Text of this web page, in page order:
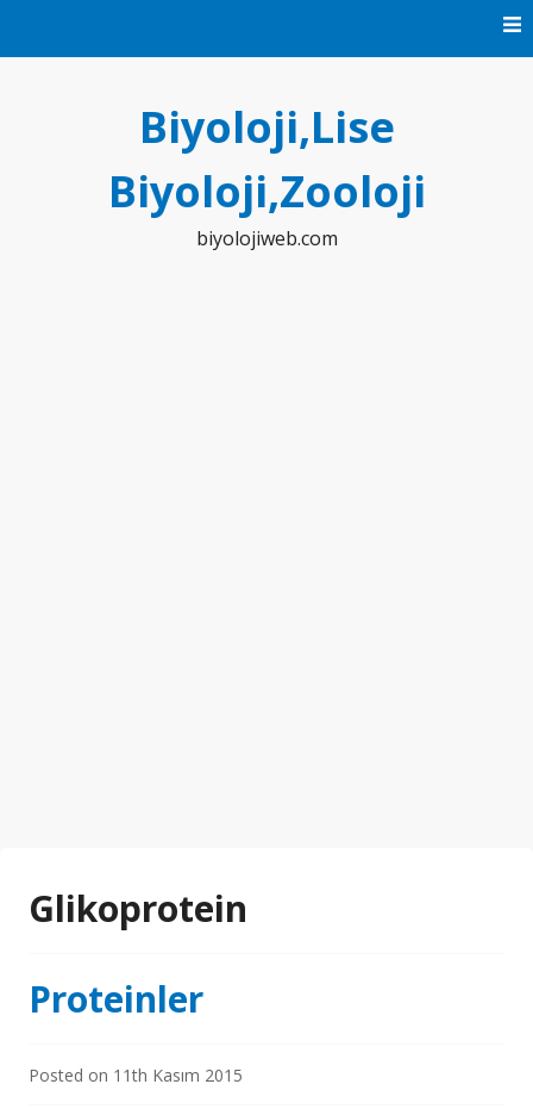
Biyoloji,Lise
Biyoloji,Zooloji
biyolojiweb.com
Glikoprotein
Proteinler
Posted on 11th Kasım 2015